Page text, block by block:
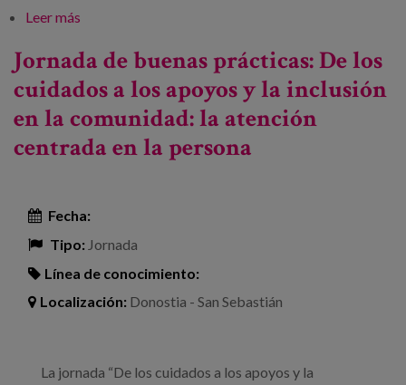
Leer más
Jornada de buenas prácticas: De los
cuidados a los apoyos y la inclusión
en la comunidad: la atención
centrada en la persona
Fecha:
Tipo: Jornada
Línea de conocimiento:
Localización: Donostia - San Sebastián
La jornada “De los cuidados a los apoyos y la